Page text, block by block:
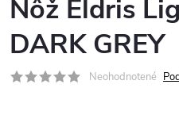
Nôž Eldris
DARK GREY
Neohodnotené